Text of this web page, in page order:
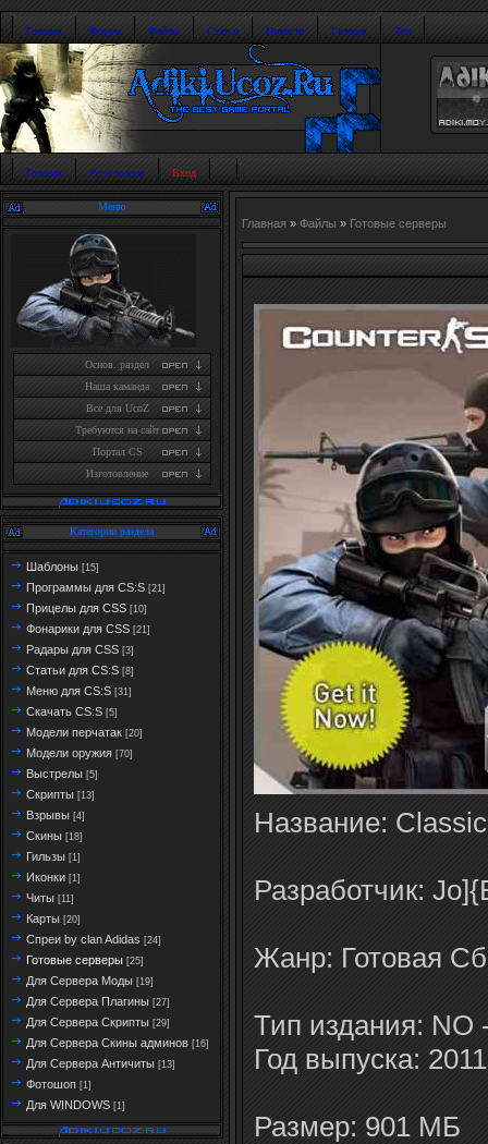
Главная Форум Файлы Статьи Новости Галерея Топ
Главная Регистрация Вход
Меню
Основ. раздел
Наша каманда
Все для UcoZ
Требуются на сайт
Портал CS
Изготовление
Категории раздела
Шаблоны [15]
Программы для CS:S [21]
Прицелы для CSS [10]
Фонарики для CSS [21]
Радары для CSS [3]
Статьи для CS:S [8]
Меню для CS:S [31]
Скачать CS:S [5]
Модели перчатак [20]
Модели оружия [70]
Выстрелы [5]
Скрипты [13]
Взрывы [4]
Скины [18]
Гильзы [1]
Иконки [1]
Читы [11]
Карты [20]
Спреи by clan Adidas [24]
Готовые серверы [25]
Для Сервера Моды [19]
Для Сервера Плагины [27]
Для Сервера Скрипты [29]
Для Сервера Скины админов [16]
Для Сервера Античиты [13]
Фотошоп [1]
Для WINDOWS [1]
Главная » Файлы » Готовые серверы
Название:
Разработчик:
Жанр: Готовая
Тип издания: NO
Год выпуска: 2011
Размер: 901 МБ